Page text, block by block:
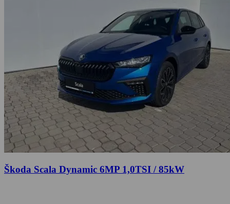
Škoda Scala Dynamic 6MP 1,0TSI / 85kW